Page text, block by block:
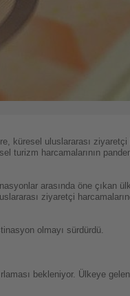
küresel uluslararası
turizm harcamalarının
arasında öne çıkan
ziyaretçi
olmayı sürdürdü.
bekleniyor. Ülkeye